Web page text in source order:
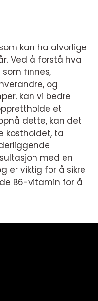
kan ha alvorlige
Ved å forstå hva
finnes,
og
kan vi bedre
et
dette, kan det
kostholdet, ta
med en
er viktig for å sikre
B6-vitamin for å